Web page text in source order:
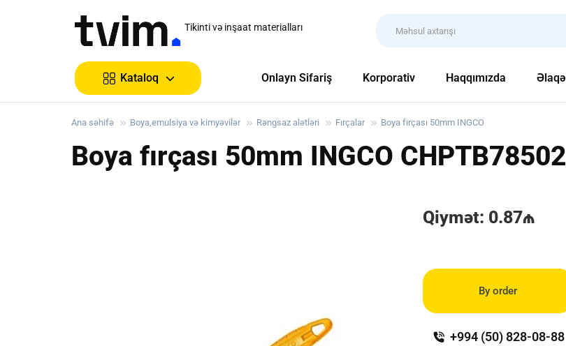
Tikinti və inşaat materialları
Kataloq Onlayn Sifariş Korporativ Haqqımızda Əlaqə
Ana səhifə Boya,emulsiya və kimyəvilər Rəngsaz alətləri Fırçalar Boya fırçası 50mm INGCO
Boya fırçası 50mm INGCO CHPTB78502
Qiymət: 0.87₼
By order
+994 (50) 828-08-88